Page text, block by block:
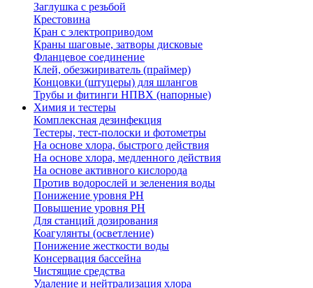
Заглушка с резьбой
Крестовина
Кран с электроприводом
Краны шаговые, затворы дисковые
Фланцевое соединение
Клей, обезжириватель (праймер)
Концовки (штуцеры) для шлангов
Трубы и фитинги НПВХ (напорные)
Химия и тестеры
Комплексная дезинфекция
Тестеры, тест-полоски и фотометры
На основе хлора, быстрого действия
На основе хлора, медленного действия
На основе активного кислорода
Против водорослей и зеленения воды
Понижение уровня РН
Повышение уровня РН
Для станций дозирования
Коагулянты (осветление)
Понижение жесткости воды
Консервация бассейна
Чистящие средства
Удаление и нейтрализация хлора